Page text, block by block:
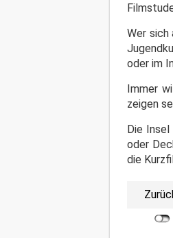
Wer sich
oder im
Immer
zeigen
Die
oder
die